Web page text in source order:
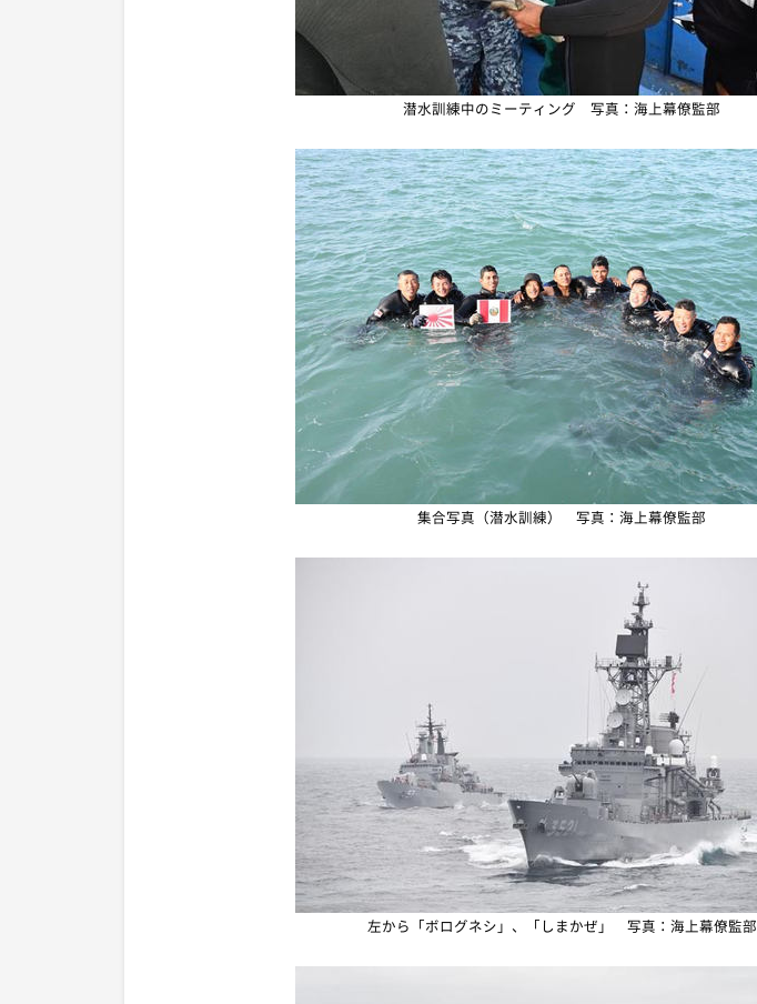
潜水訓練中のミーティング 写真：海上幕僚監部
集合写真（潜水訓練） 写真：海上幕僚監部
左から「ボログネシ」、「しまかぜ」 写真：海上幕僚監部